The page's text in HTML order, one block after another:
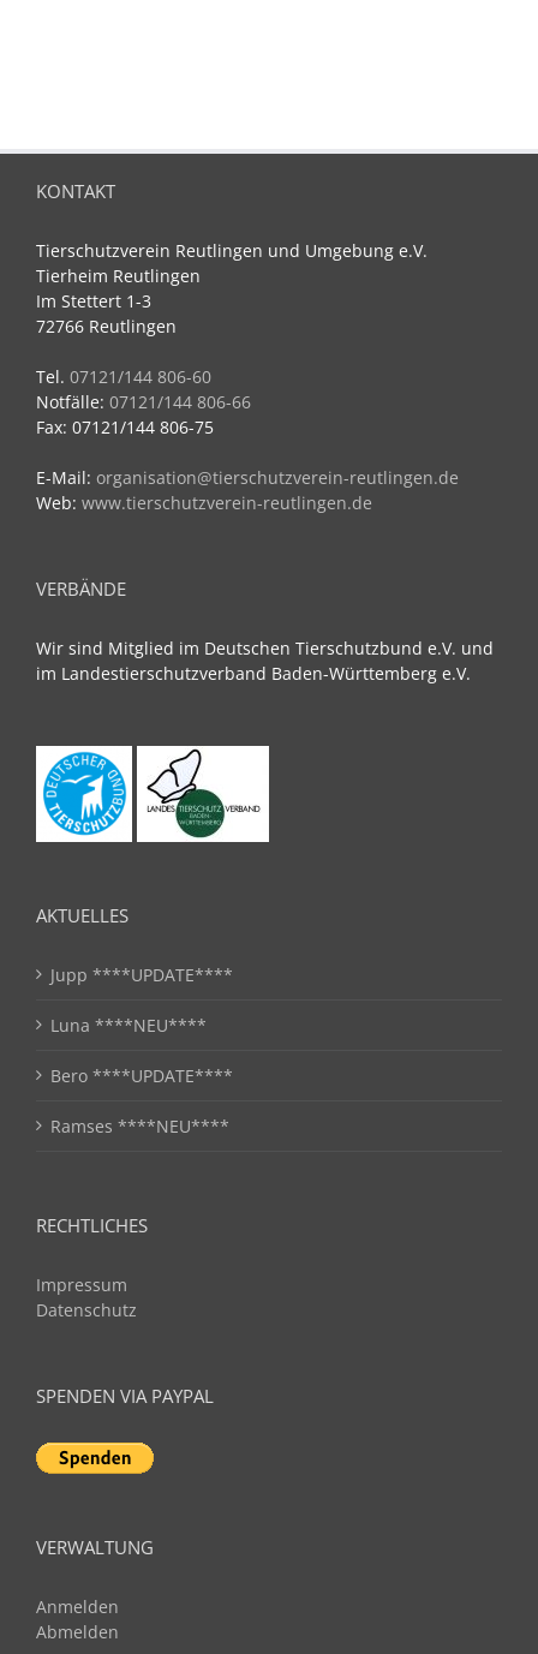
KONTAKT
Tierschutzverein Reutlingen und Umgebung e.V.
Tierheim Reutlingen
Im Stettert 1-3
72766 Reutlingen
Tel. 07121/144 806-60
Notfälle: 07121/144 806-66
Fax: 07121/144 806-75
E-Mail: organisation@tierschutzverein-reutlingen.de
Web: www.tierschutzverein-reutlingen.de
VERBÄNDE
Wir sind Mitglied im Deutschen Tierschutzbund e.V. und
im Landestierschutzverband Baden-Württemberg e.V.
AKTUELLES
Jupp ****UPDATE****
Luna ****NEU****
Bero ****UPDATE****
Ramses ****NEU****
RECHTLICHES
Impressum
Datenschutz
SPENDEN VIA PAYPAL
VERWALTUNG
Anmelden
Abmelden